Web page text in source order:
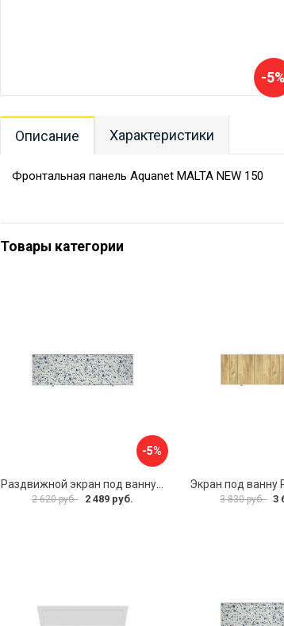
-5%
Описание Характеристики
Фронтальная панель Aquanet MALTA NEW 150
Товары категории
-5%
2 620 руб. 2 489 руб. 3 830 руб. 3